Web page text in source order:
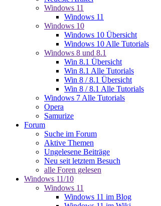
Windows 11
Windows 11
Windows 10
Windows 10 Übersicht
Windows 10 Alle Tutorials
Windows 8 und 8.1
Win 8.1 Übersicht
Win 8.1 Alle Tutorials
Win 8 / 8.1 Übersicht
Win 8 / 8.1 Alle Tutorials
Windows 7 Alle Tutorials
Opera
Samurize
Forum
Suche im Forum
Aktive Themen
Ungelesene Beiträge
Neu seit letztem Besuch
alle Foren gelesen
Windows 11/10
Windows 11
Windows 11 im Blog